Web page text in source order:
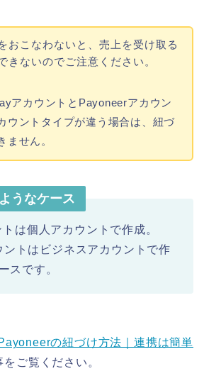
おこなわないと、売上を受け取る
きないのでご注意ください。
アカウントとPayoneerアカウン
ウントタイプが違う場合は、紐づ
ません。
うなケース
トは個人アカウントで作成。
トはビジネスアカウントで作
スです。
の紐づけ方法｜連携は簡単
をご覧ください。